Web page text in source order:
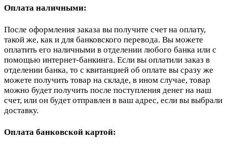
Оплата наличными:
После оформления заказа вы получите счет на оплату,
такой же, как и для банковского перевода. Вы можете
оплатить его наличными в отделении любого банка или с
помощью интернет-банкинга. Если вы оплатили заказ в
отделении банка, то с квитанцией об оплате вы сразу же
можете получить товар на складе, в ином случае, товар
можно будет получить после поступления денег на наш
счет, или он будет отправлен в ваш адрес, если вы выбрали
доставку.
Оплата банковской картой: